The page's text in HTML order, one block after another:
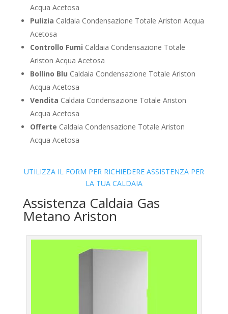
Acqua Acetosa
Pulizia Caldaia Condensazione Totale Ariston Acqua
Acetosa
Controllo Fumi Caldaia Condensazione Totale
Ariston Acqua Acetosa
Bollino Blu Caldaia Condensazione Totale Ariston
Acqua Acetosa
Vendita Caldaia Condensazione Totale Ariston
Acqua Acetosa
Offerte Caldaia Condensazione Totale Ariston
Acqua Acetosa
UTILIZZA IL FORM PER RICHIEDERE ASSISTENZA PER
LA TUA CALDAIA
Assistenza Caldaia Gas
Metano Ariston